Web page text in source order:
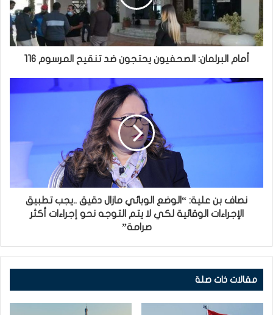
أمام البرلمان: الصحفيون يحتجون ضد تنقيح المرسوم 116
نصاف بن علية: “الوضع الوبائي مازال دقيق ..يجب تطبيق
الإجراءات الوقائية لكي لا يتم التوجه نحو إجراءات أكثر
صرامة”
مقالات ذات صلة